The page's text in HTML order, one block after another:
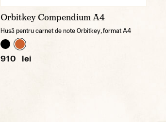
Orbitkey Compendium A4
Husă pentru carnet de note Orbitkey, format A4
910 lei